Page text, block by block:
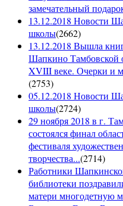
замечательный
13.12.2018 Новости
школы(2662)
13.12.2018 Вышла
Шапкино Тамбовской
XVIII веке. Очерки и
(2753)
05.12.2018 Новости
школы(2724)
29 ноября 2018 в г.
состоялся финал
фестиваля
творчества...(2714)
Работники
библиотеки
матери многодетную